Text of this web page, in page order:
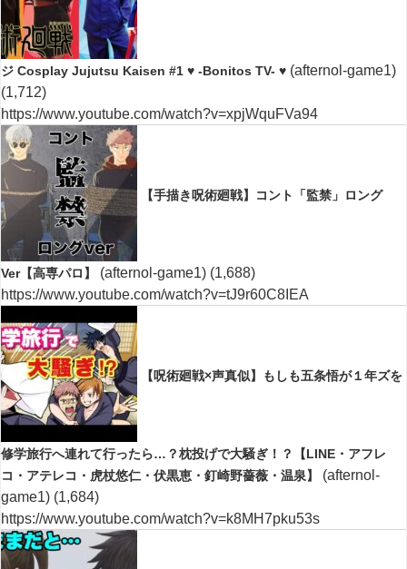
ジ Cosplay Jujutsu Kaisen #1 ♥ -Bonitos TV- ♥ (afternol-game1)
(1,712)
https://www.youtube.com/watch?v=xpjWquFVa94
【手描き呪術廻戦】コント「監禁」ロング
Ver【高専パロ】 (afternol-game1) (1,688)
https://www.youtube.com/watch?v=tJ9r60C8IEA
【呪術廻戦×声真似】もしも五条悟が１年ズを
修学旅行へ連れて行ったら…？枕投げで大騒ぎ！？【LINE・アフレ
コ・アテレコ・虎杖悠仁・伏黒恵・釘崎野薔薇・温泉】
(afternol-
game1) (1,684)
https://www.youtube.com/watch?v=k8MH7pku53s